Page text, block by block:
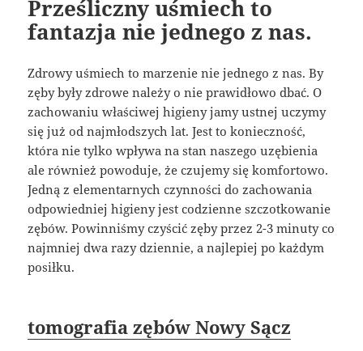
Prześliczny uśmiech to
fantazja nie jednego z nas.
Zdrowy uśmiech to marzenie nie jednego z nas. By
zęby były zdrowe należy o nie prawidłowo dbać. O
zachowaniu właściwej higieny jamy ustnej uczymy
się już od najmłodszych lat. Jest to konieczność,
która nie tylko wpływa na stan naszego uzębienia
ale również powoduje, że czujemy się komfortowo.
Jedną z elementarnych czynności do zachowania
odpowiedniej higieny jest codzienne szczotkowanie
zębów. Powinniśmy czyścić zęby przez 2-3 minuty co
najmniej dwa razy dziennie, a najlepiej po każdym
posiłku.
tomografia zębów Nowy Sącz